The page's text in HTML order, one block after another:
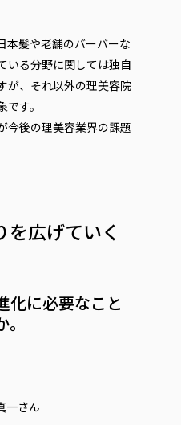
本髪や老舗のバーバーな
いる分野に関しては独自
が、それ以外の理美容院
す。
今後の理美容業界の課題
を広げていく
化に必要なこと